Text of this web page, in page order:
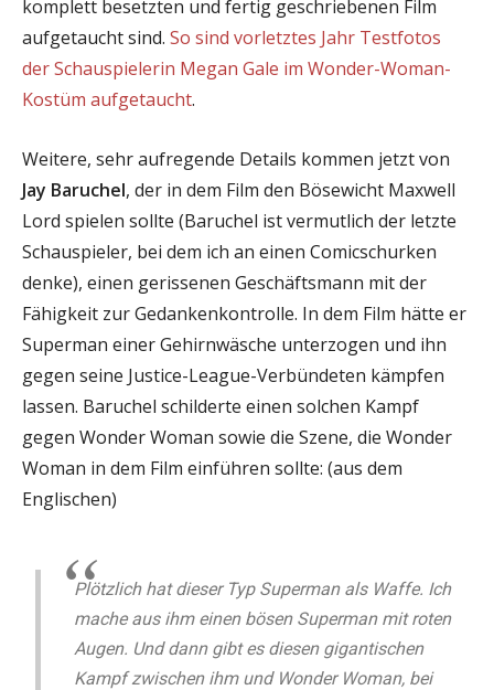
komplett besetzten und fertig geschriebenen Film
aufgetaucht sind. So sind vorletztes Jahr Testfotos
der Schauspielerin Megan Gale im Wonder-Woman-
Kostüm aufgetaucht.
Weitere, sehr aufregende Details kommen jetzt von
Jay Baruchel, der in dem Film den Bösewicht Maxwell
Lord spielen sollte (Baruchel ist vermutlich der letzte
Schauspieler, bei dem ich an einen Comicschurken
denke), einen gerissenen Geschäftsmann mit der
Fähigkeit zur Gedankenkontrolle. In dem Film hätte er
Superman einer Gehirnwäsche unterzogen und ihn
gegen seine Justice-League-Verbündeten kämpfen
lassen. Baruchel schilderte einen solchen Kampf
gegen Wonder Woman sowie die Szene, die Wonder
Woman in dem Film einführen sollte: (aus dem
Englischen)
Plötzlich hat dieser Typ Superman als Waffe. Ich
mache aus ihm einen bösen Superman mit roten
Augen. Und dann gibt es diesen gigantischen
Kampf zwischen ihm und Wonder Woman, bei